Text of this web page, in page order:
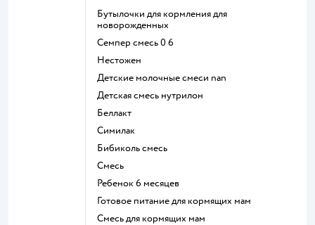
бутылочки для кормления для
новорожденных
семпер смесь 0 6
нестожен
Детские молочные смеси nan
детская смесь нутрилон
беллакт
симилак
бибиколь смесь
смесь
ребенок 6 месяцев
готовое питание для кормящих мам
смесь для кормящих мам